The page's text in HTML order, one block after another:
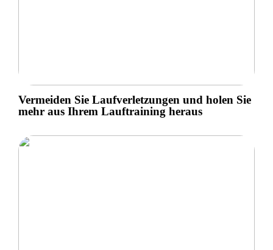
Vermeiden Sie Laufverletzungen und holen Sie
mehr aus Ihrem Lauftraining heraus